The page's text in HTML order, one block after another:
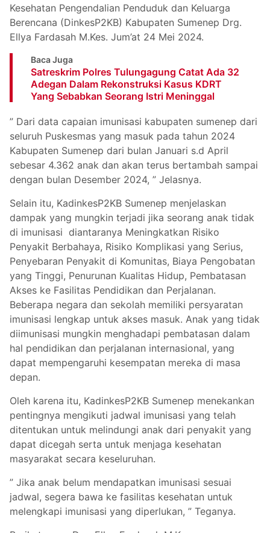
Kesehatan Pengendalian Penduduk dan Keluarga
Berencana (DinkesP2KB) Kabupaten Sumenep Drg.
Ellya Fardasah M.Kes. Jum’at 24 Mei 2024.
Baca Juga
Satreskrim Polres Tulungagung Catat Ada 32
Adegan Dalam Rekonstruksi Kasus KDRT
Yang Sebabkan Seorang Istri Meninggal
” Dari data capaian imunisasi kabupaten sumenep dari
seluruh Puskesmas yang masuk pada tahun 2024
Kabupaten Sumenep dari bulan Januari s.d April
sebesar 4.362 anak dan akan terus bertambah sampai
dengan bulan Desember 2024, ” Jelasnya.
Selain itu, KadinkesP2KB Sumenep menjelaskan
dampak yang mungkin terjadi jika seorang anak tidak
di imunisasi diantaranya Meningkatkan Risiko
Penyakit Berbahaya, Risiko Komplikasi yang Serius,
Penyebaran Penyakit di Komunitas, Biaya Pengobatan
yang Tinggi, Penurunan Kualitas Hidup, Pembatasan
Akses ke Fasilitas Pendidikan dan Perjalanan.
Beberapa negara dan sekolah memiliki persyaratan
imunisasi lengkap untuk akses masuk. Anak yang tidak
diimunisasi mungkin menghadapi pembatasan dalam
hal pendidikan dan perjalanan internasional, yang
dapat mempengaruhi kesempatan mereka di masa
depan​.
Oleh karena itu, KadinkesP2KB Sumenep menekankan
pentingnya mengikuti jadwal imunisasi yang telah
ditentukan untuk melindungi anak dari penyakit yang
dapat dicegah serta untuk menjaga kesehatan
masyarakat secara keseluruhan.
” Jika anak belum mendapatkan imunisasi sesuai
jadwal, segera bawa ke fasilitas kesehatan untuk
melengkapi imunisasi yang diperlukan, ” Teganya.